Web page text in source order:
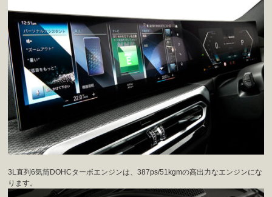
3L直列6気筒DOHCターボエンジンは、387ps/51kgmの高出力なエンジンにな
ります。